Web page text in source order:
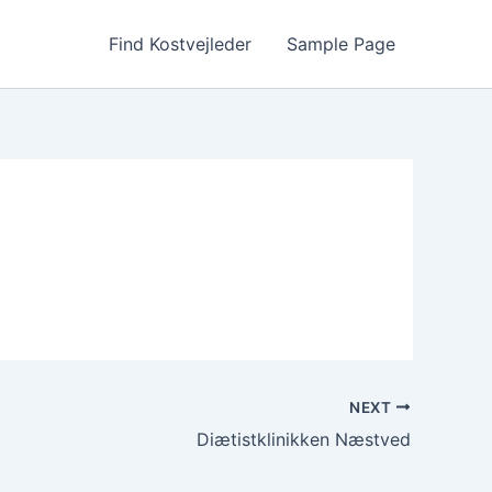
Find Kostvejleder Sample Page
NEXT
Diætistklinikken Næstved